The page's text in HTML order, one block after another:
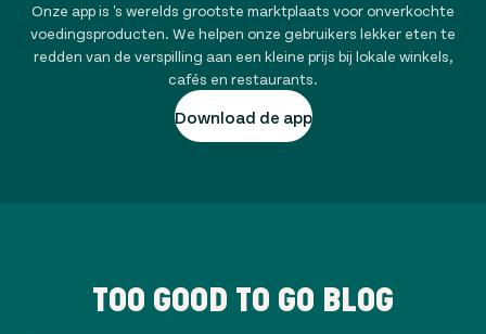
Onze app is 's werelds grootste marktplaats voor onverkochte
voedingsproducten. We helpen onze gebruikers lekker eten te
redden van de verspilling aan een kleine prijs bij lokale winkels,
cafés en restaurants.
Download de app
TOO GOOD TO GO BLOG